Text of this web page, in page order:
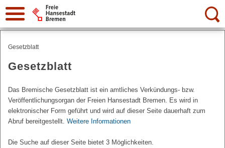
Suche:
Gesetzblatt
Gesetzblatt
Das Bremische Gesetzblatt ist ein amtliches Verkündungs- bzw.
Veröffentlichungsorgan der Freien Hansestadt Bremen. Es wird in
elektronischer Form geführt und wird auf dieser Seite dauerhaft zum
Abruf bereitgestellt. Weitere Informationen
Die Suche auf dieser Seite bietet 3 Möglichkeiten.